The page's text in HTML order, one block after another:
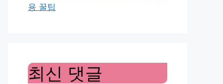
용 꿀팁
최신 댓글